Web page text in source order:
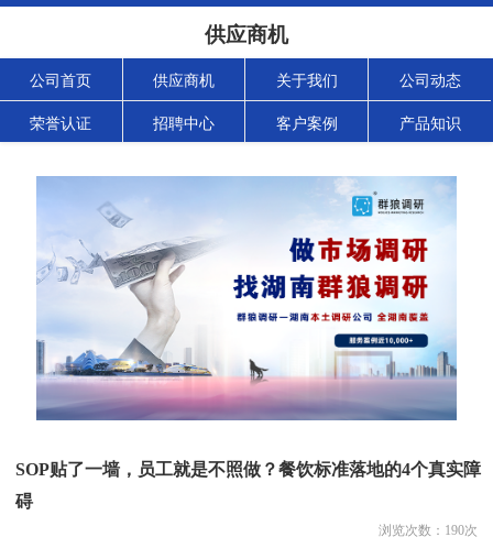
供应商机
公司首页 供应商机 关于我们 公司动态
荣誉认证 招聘中心 客户案例 产品知识
SOP贴了一墙，员工就是不照做？餐饮标准落地的4个真实障
碍
浏览次数： 190次